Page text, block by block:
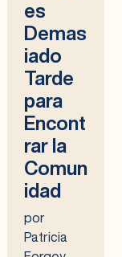
es
Demas
iado
Tarde
para
Encont
rar la
Comun
idad
por
Patricia